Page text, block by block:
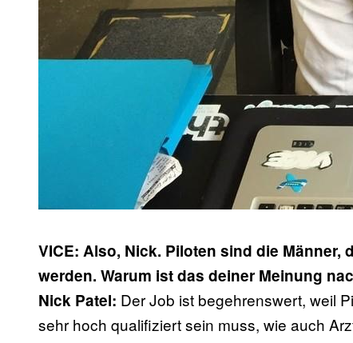
VICE: Also, Nick. Piloten sind die
werden. Warum ist das deiner Meinung
Nick Patel: Der Job ist begehrenswert, weil
sehr hoch qualifiziert sein muss, wie auch